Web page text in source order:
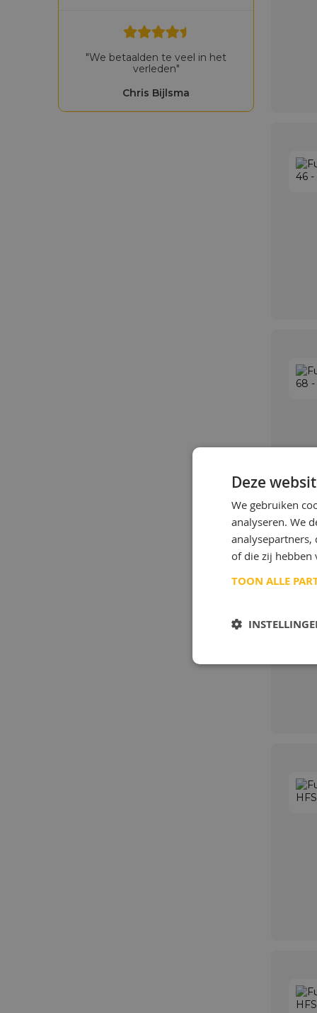
Chris Bijlsma
"We betaalden te veel in het
verleden"
Deze
We gebruiken
analyseren. We
of die zij hebben
TOON ALLE